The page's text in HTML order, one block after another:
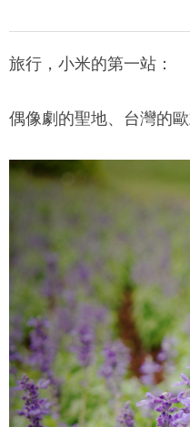
旅行，小米的第一站：
偶像劇的聖地、台灣的